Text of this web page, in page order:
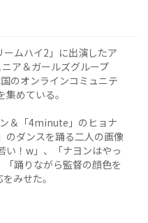
ムハイ2」に出演したア
ア＆ガールズグループ
のオンラインコミュニテ
めている。
＆「4minute」のヒョナ
のダンスを踊る二人の画像
い！w」、「ナヨンはやっ
踊りながら監督の顔色を
みせた。